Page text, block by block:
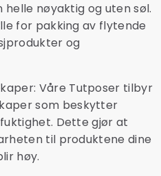
nøyaktig og uten søl.
for pakking av flytende
og
Våre Tutposer tilbyr
som beskytter
Dette gjør at
til produktene dine
høy.